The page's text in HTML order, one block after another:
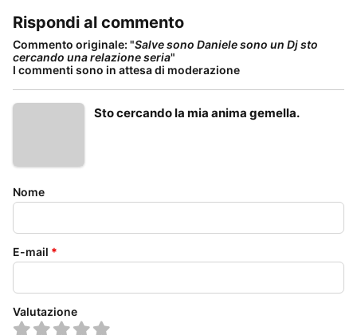
Rispondi al commento
Commento originale: "Salve sono Daniele sono un Dj sto
cercando una relazione seria"
I commenti sono in attesa di moderazione
Sto cercando la mia anima gemella.
Nome
E-mail *
Valutazione